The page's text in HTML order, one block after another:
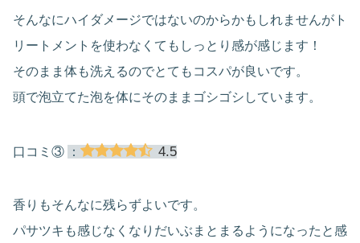
そんなにハイダメージではないのからかもしれませんがト
リートメントを使わなくてもしっとり感が感じます！
そのまま体も洗えるのでとてもコスパが良いです。
頭で泡立てた泡を体にそのままゴシゴシしています。
口コミ③ ： 4.5
香りもそんなに残らずよいです。
パサツキも感じなくなりだいぶまとまるようになったと感